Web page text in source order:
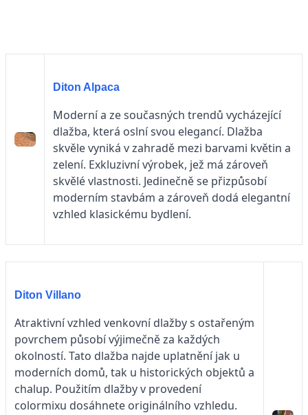
Diton Alpaca
Moderní a ze současných trendů vycházející
dlažba, která oslní svou elegancí. Dlažba
skvěle vyniká v zahradě mezi barvami květin a
zelení. Exkluzivní výrobek, jež má zároveň
skvělé vlastnosti. Jedinečně se přizpůsobí
moderním stavbám a zároveň dodá elegantní
vzhled klasickému bydlení.
Diton Villano
Atraktivní vzhled venkovní dlažby s ostařeným
povrchem působí výjimečně za každých
okolností. Tato dlažba najde uplatnění jak u
moderních domů, tak u historických objektů a
chalup. Použitím dlažby v provedení
colormixu dosáhnete originálního vzhledu.